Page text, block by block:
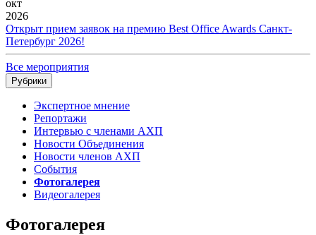
окт
2026
Открыт прием заявок на премию Best Office Awards Санкт-
Петербург 2026!
Все мероприятия
Рубрики
Экспертное мнение
Репортажи
Интервью с членами АХП
Новости Объединения
Новости членов АХП
События
Фотогалерея
Видеогалерея
Фотогалерея